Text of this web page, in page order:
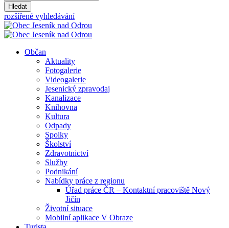
Hledat
rozšířené vyhledávání
Občan
Aktuality
Fotogalerie
Videogalerie
Jesenický zpravodaj
Kanalizace
Knihovna
Kultura
Odpady
Spolky
Školství
Zdravotnictví
Služby
Podnikání
Nabídky práce z regionu
Úřad práce ČR – Kontaktní pracoviště Nový
Jičín
Životní situace
Mobilní aplikace V Obraze